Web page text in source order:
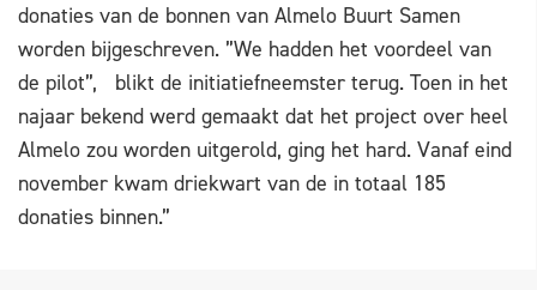
donaties van de bonnen van Almelo Buurt Samen
worden bijgeschreven. ”We hadden het voordeel van
de pilot”, blikt de initiatiefneemster terug. Toen in het
najaar bekend werd gemaakt dat het project over heel
Almelo zou worden uitgerold, ging het hard. Vanaf eind
november kwam driekwart van de in totaal 185
donaties binnen.”